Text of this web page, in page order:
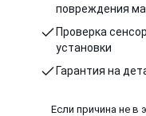
повреждения
Проверка
установки
Гарантия на
Если причина не в